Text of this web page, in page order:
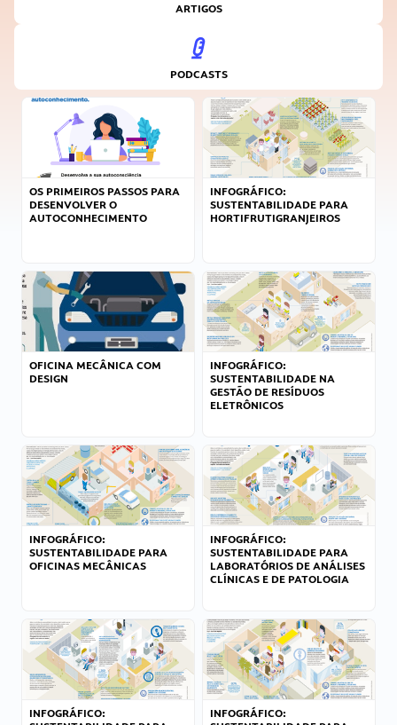
ARTIGOS
PODCASTS
OS PRIMEIROS PASSOS PARA
DESENVOLVER O
AUTOCONHECIMENTO
INFOGRÁFICO:
SUSTENTABILIDADE PARA
HORTIFRUTIGRANJEIROS
OFICINA MECÂNICA COM
DESIGN
INFOGRÁFICO:
SUSTENTABILIDADE NA
GESTÃO DE RESÍDUOS
ELETRÔNICOS
INFOGRÁFICO:
SUSTENTABILIDADE PARA
OFICINAS MECÂNICAS
INFOGRÁFICO:
SUSTENTABILIDADE PARA
LABORATÓRIOS DE ANÁLISES
CLÍNICAS E DE PATOLOGIA
INFOGRÁFICO:
INFOGRÁFICO: